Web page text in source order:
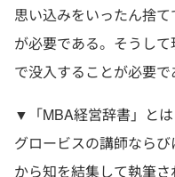
思い込みをいったん捨
が必要である。そうし
で没入することが必要で
▼「MBA経営辞書」とは
グロービスの講師なら
から知を結集して執筆